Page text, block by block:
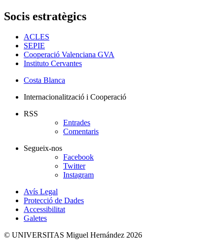
Socis estratègics
ACLES
SEPIE
Cooperació Valenciana GVA
Instituto Cervantes
Costa Blanca
Internacionalització i Cooperació
RSS
Entrades
Comentaris
Segueix-nos
Facebook
Twitter
Instagram
Avís Legal
Protecció de Dades
Accessibilitat
Galetes
© UNIVERSITAS Miguel Hernández 2026